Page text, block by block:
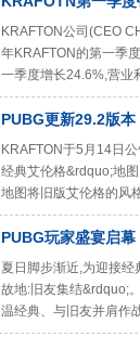
KRAFTON公司(CEO
年KRAFTON的第一季
一季度增长24.6%,营业
PUBG更新29.2版
KRAFTON于5月14日
经典艾伦格&rdquo;地
地图将旧版艾伦格的风
PUBG玩家盛宴启
夏日脚步渐近,为迎接
故地:旧友集结&rdquo;
温经典、与旧友并肩作